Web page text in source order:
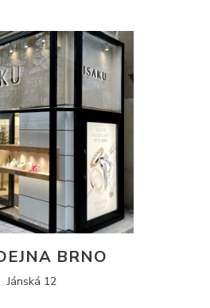
BRNO
Jánská 12